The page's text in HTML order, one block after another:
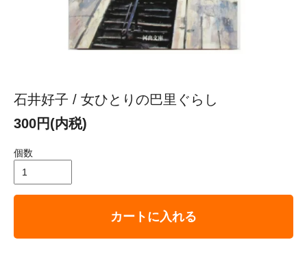
石井好子 / 女ひとりの巴里ぐらし
300円(内税)
個数
カートに入れる